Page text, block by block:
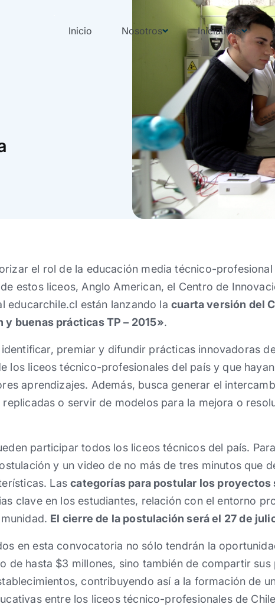
Inicio Nosotros Iniciativas
el rol de la educación media técnico-
estos liceos, Anglo American, el Centro de
educarchile.cl están lanzando la cuarta versión del
buenas prácticas TP – 2015».
premiar y difundir prácticas innovadoras
los liceos técnico-profesionales del país y que
aprendizajes. Además, busca generar el
o servir de modelos para la mejora o
participar todos los liceos técnicos del país.
y un video de no más de tres minutos que
Lascategorías para postular los proyectos
clave en los estudiantes, relación con el entorno
El cierre de la postulación será el 27 de
en esta convocatoria no sólo tendrán la
de hasta $3 millones, sino también de compartir sus
contribuyendo así a la formación de
entre los liceos técnico-profesionales de